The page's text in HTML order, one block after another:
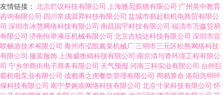
友情链接： 北京烂议科技有限公司 上海雅尼眼镜有限公司 广州英中教育
咨询有限公司 四川常成源昇科技有限公司 盐城市易起航机电商贸有限公
司 深圳市冰慧网络科技有限公司 南昌国宇科技有限公司 福清市万鑫贸易
有限公司 济南恒举液压机械有限公司 北京吉锐达科技有限公司 深圳市宜
联畅游技术有限公司 青州市泓凯酱菜机械厂 三明市三元区松熊网络科技
有限公司 服装服饰 上海威衡斌科技有限公司 南京清与青环境工程有限公
司 宁乡华商街电子商务有限公司 天气预报 河南三科实业有限公司 台州巨
霸机电泵业有限公司 成都勇之虎餐饮管理有限公司 周易算命 洛阳兆明环
保科技有限公司 南宁梦婉宸网络科技有限公司 北京寸呆科技有限公司 怀